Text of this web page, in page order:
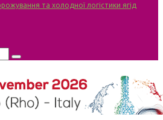
та холодної логістики ягід